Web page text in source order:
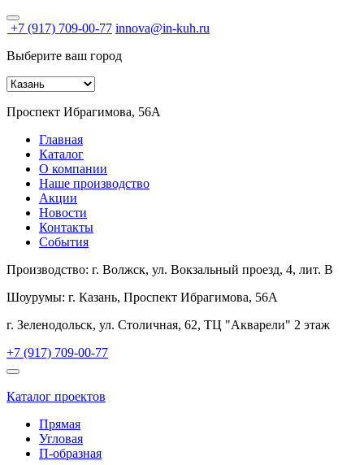
+7 (917) 709-00-77 innova@in-kuh.ru
Выберите ваш город
Проспект Ибрагимова, 56А
Главная
Каталог
О компании
Наше производство
Акции
Новости
Контакты
События
Производство: г. Волжск, ул. Вокзальный проезд, 4, лит. В
Шоурумы: г. Казань, Проспект Ибрагимова, 56А
г. Зеленодольск, ул. Столичная, 62, ТЦ "Акварели" 2 этаж
+7 (917) 709-00-77
Каталог проектов
Прямая
Угловая
П-образная